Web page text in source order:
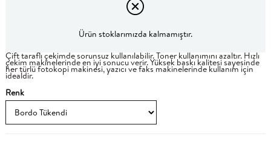
Ürün stoklarımızda kalmamıştır.
Çift taraflı çekimde sorunsuz kullanılabilir. Toner kullanımını azaltır. Hızlı
çekim makinelerinde en iyi sonucu verir. Yüksek baskı kalitesi sayesinde
her türlü fotokopi makinesi, yazıcı ve faks makinelerinde kullanım için
idealdir.
Renk